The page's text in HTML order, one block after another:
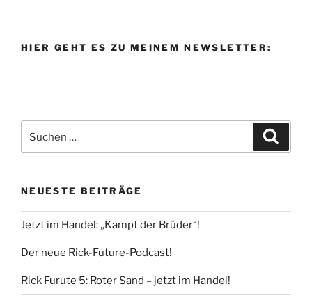
HIER GEHT ES ZU MEINEM NEWSLETTER:
nach:
NEUESTE BEITRÄGE
Jetzt im Handel: „Kampf der Brüder“!
Der neue Rick-Future-Podcast!
Rick Furute 5: Roter Sand – jetzt im Handel!